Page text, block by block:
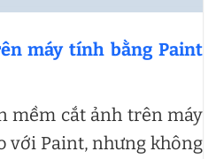
máy tính bằng Paint
mềm cắt ảnh trên máy
với Paint, nhưng không